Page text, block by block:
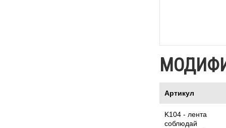
Артикул
K104 - лента
соблюдай